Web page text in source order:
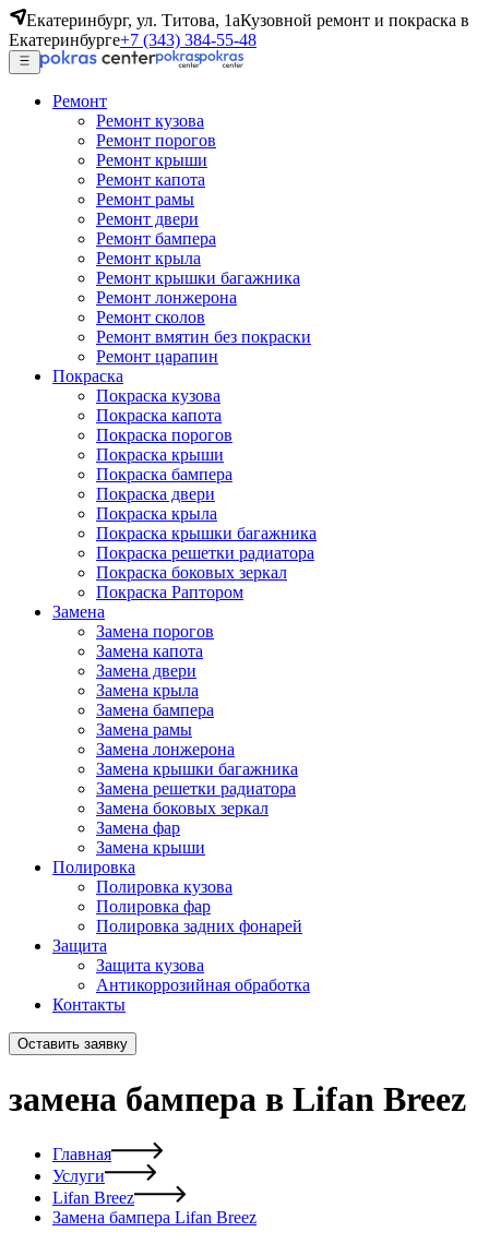
Екатеринбург, ул. Титова, 1аКузовной ремонт и покраска в
Екатеринбурге+7 (343) 384-55-48
Ремонт
Ремонт кузова
Ремонт порогов
Ремонт крыши
Ремонт капота
Ремонт рамы
Ремонт двери
Ремонт бампера
Ремонт крыла
Ремонт крышки багажника
Ремонт лонжерона
Ремонт сколов
Ремонт вмятин без покраски
Ремонт царапин
Покраска
Покраска кузова
Покраска капота
Покраска порогов
Покраска крыши
Покраска бампера
Покраска двери
Покраска крыла
Покраска крышки багажника
Покраска решетки радиатора
Покраска боковых зеркал
Покраска Раптором
Замена
Замена порогов
Замена капота
Замена двери
Замена крыла
Замена бампера
Замена рамы
Замена лонжерона
Замена крышки багажника
Замена решетки радиатора
Замена боковых зеркал
Замена фар
Замена крыши
Полировка
Полировка кузова
Полировка фар
Полировка задних фонарей
Защита
Защита кузова
Антикоррозийная обработка
Контакты
Оставить заявку
замена бампера в Lifan Breez
Главная
Услуги
Lifan Breez
Замена бампера Lifan Breez